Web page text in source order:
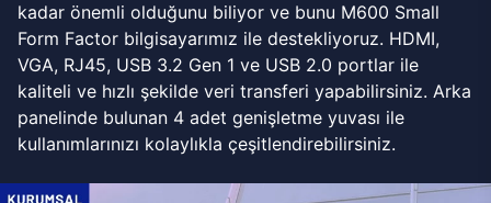
kadar önemli olduğunu biliyor ve bunu M600 Small
Form Factor bilgisayarımız ile destekliyoruz. HDMI,
VGA, RJ45, USB 3.2 Gen 1 ve USB 2.0 portlar ile
kaliteli ve hızlı şekilde veri transferi yapabilirsiniz. Arka
panelinde bulunan 4 adet genişletme yuvası ile
kullanımlarınızı kolaylıkla çeşitlendirebilirsiniz.